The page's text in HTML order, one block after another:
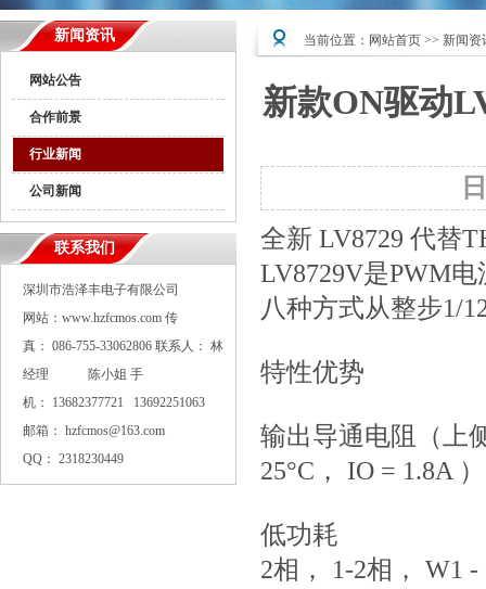
新闻资讯
网站公告
合作前景
行业新闻
公司新闻
联系我们
深圳市浩泽丰电子有限公司
网站：www.hzfcmos.com 传
真： 086-755-33062806 联系人： 林
经理 陈小姐 手
机： 13682377721 13692251063
邮箱： hzfcmos@163.com
QQ： 2318230449
当前位置： 网站首页 >> 新闻资
新款ON驱动
全新 LV8729 代替
LV8729V是PWM
八种方式从整步1/
特性优势
输出导通电阻（上
25°C， IO = 1.8A ）
低功耗
2相， 1-2相， W1